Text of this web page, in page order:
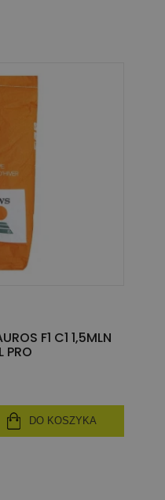
F1 C1 1,5MLN
PRO
DO KOSZYKA